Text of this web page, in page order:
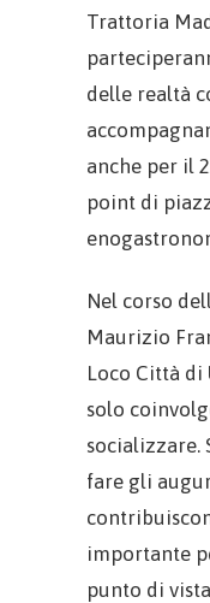
Trattoria
delle realtà
anche per il
point di
Nel corso
Maurizio
Loco Città di
solo
socializzare.
fare gli
importante
punto di